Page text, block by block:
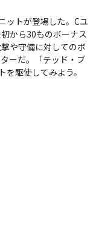
ットが登場した。Cユ
から30ものボーナス
や守備に対してのボ
ーだ。「テッド・ブ
駆使してみよう。